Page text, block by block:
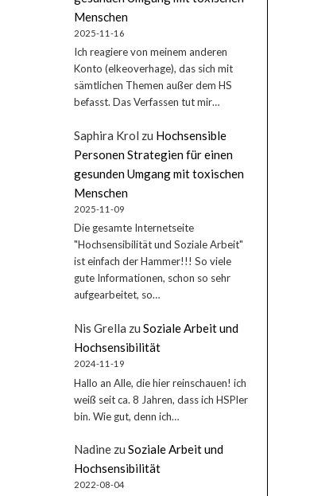
Menschen
2025-11-16
Ich reagiere von meinem anderen
Konto (elkeoverhage), das sich mit
sämtlichen Themen außer dem HS
befasst. Das Verfassen tut mir…
Saphira Krol zu Hochsensible
Personen Strategien für einen
gesunden Umgang mit toxischen
Menschen
2025-11-09
Die gesamte Internetseite
"Hochsensibilität und Soziale Arbeit"
ist einfach der Hammer!!! So viele
gute Informationen, schon so sehr
aufgearbeitet, so…
Nis Grella zu Soziale Arbeit und
Hochsensibilität
2024-11-19
Hallo an Alle, die hier reinschauen! ich
weiß seit ca. 8 Jahren, dass ich HSPler
bin. Wie gut, denn ich…
Nadinezu Soziale Arbeit und
Hochsensibilität
2022-08-04